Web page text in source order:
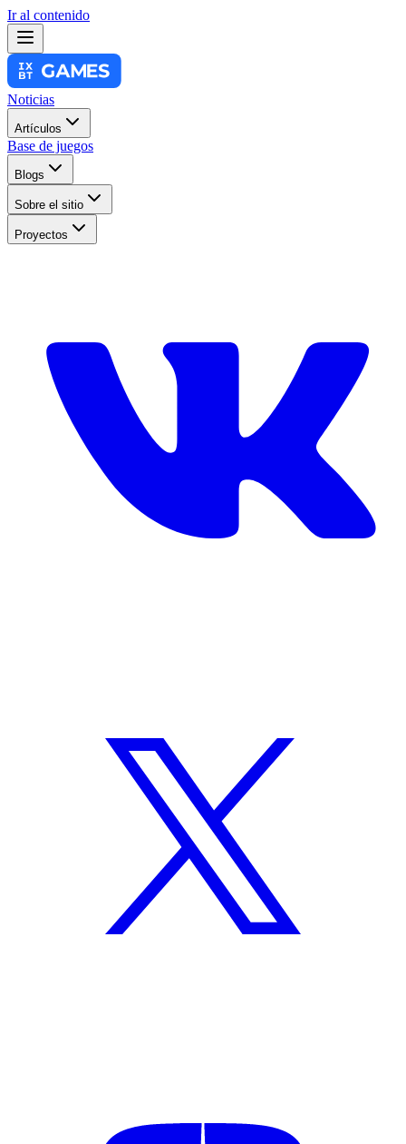
Ir al contenido
Noticias
Artículos
Base de juegos
Blogs
Sobre el sitio
Proyectos